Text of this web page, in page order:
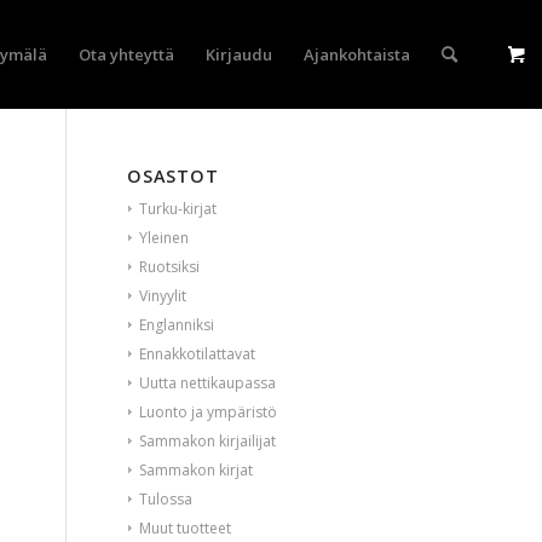
Ota yhteyttä Kirjaudu Ajankohtaista
OSASTOT
Turku-kirjat
Yleinen
Ruotsiksi
Vinyylit
Englanniksi
Ennakkotilattavat
Uutta nettikaupassa
Luonto ja ympäristö
Sammakon kirjailijat
Sammakon kirjat
Tulossa
Muut tuotteet